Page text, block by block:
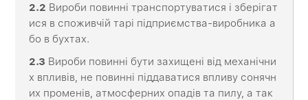
2.2 Вироби повинні транспортуватися і зберігат
ися в споживчій тарі підприємства-виробника а
бо в бухтах.
2.3 Вироби повинні бути захищені від механічни
х впливів, не повинні піддаватися впливу сонячн
их променів, атмосферних опадів та пилу, а так